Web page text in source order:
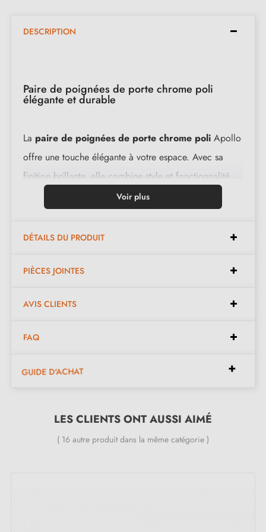
DESCRIPTION
Paire de poignées de porte chrome poli
élégante et durable
La paire de poignées de porte chrome poli Apollo
offre une touche élégante à votre espace. Avec sa
finition brillante, elle combine style et fonctionnalité
pour une utilisation durable.
Caractéristiques :
Paire de poignées avec rosace de 6 mm (très fine)
Poignée de porte lourde et pleine
Garantie constructeur de 24 mois
Pour portes plus épaisses ou poignée de porte à
Voir plus
DÉTAILS DU PRODUIT
PIÈCES JOINTES
AVIS CLIENTS
FAQ
GUIDE D'ACHAT
LES CLIENTS ONT AUSSI AIMÉ
( 16 autre produit dans la même catégorie )